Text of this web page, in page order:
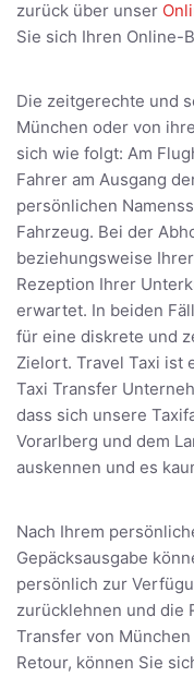
zurück über unser
Sie sich Ihren Online-
Die zeitgerechte und
München oder von
sich wie folgt: Am
Fahrer am Ausgang
persönlichen
Fahrzeug. Bei der
beziehungsweise
Rezeption Ihrer
erwartet. In beiden
für eine diskrete und
Zielort. Travel Taxi ist
Taxi Transfer
dass sich unsere
Vorarlberg und dem
auskennen und es
Nach Ihrem
Gepäcksausgabe
persönlich zur
zurücklehnen und die
Transfer von
Retour, können Sie